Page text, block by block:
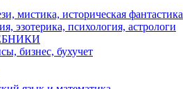
мистика, историческая фантастика
эзотерика, психология, астрологи
бизнес, бухучет